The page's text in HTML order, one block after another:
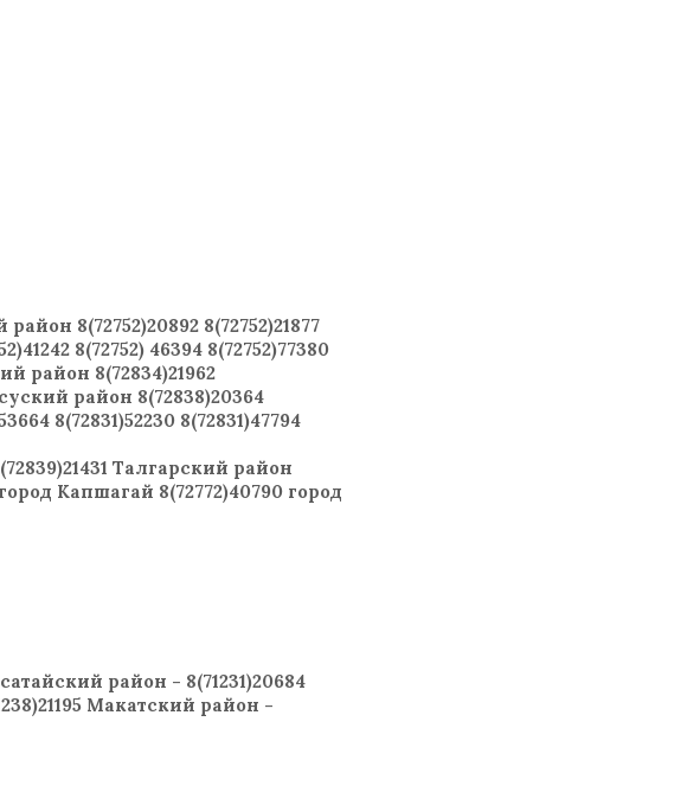
8(72752)20892 8(72752)21877
8(72752) 46394 8(72752)77380
район 8(72834)21962
район 8(72838)20364
8(72831)52230 8(72831)47794
Талгарский район
Капшагай 8(72772)40790 город
район - 8(71231)20684
Макатский район -